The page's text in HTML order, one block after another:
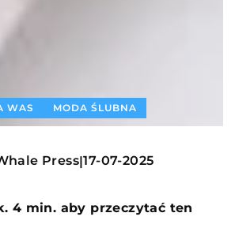
WAS MODA ŚLUBNA
Press|17-07-2025
4 min. aby przeczytać ten